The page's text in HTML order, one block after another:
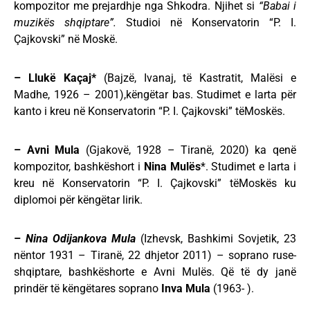
kompozitor me prejardhje nga Shkodra. Njihet si “Babai i
muzikës shqiptare”. Studioi në Konservatorin “P. I.
Çajkovski” në Moskë.
– Llukë Kaçaj* (Bajzë, Ivanaj, të Kastratit, Malësi e
Madhe, 1926 – 2001),këngëtar bas. Studimet e larta për
kanto i kreu në Konservatorin “P. I. Çajkovski” tëMoskës.
– Avni Mula (Gjakovë, 1928 – Tiranë, 2020) ka qenë
kompozitor, bashkëshort i Nina Mulës*. Studimet e larta i
kreu në Konservatorin “P. I. Çajkovski” tëMoskës ku
diplomoi për këngëtar lirik.
– Nina Odijankova Mula (Izhevsk, Bashkimi Sovjetik, 23
nëntor 1931 – Tiranë, 22 dhjetor 2011) – soprano ruse-
shqiptare, bashkëshorte e Avni Mulës. Që të dy janë
prindër të këngëtares soprano Inva Mula (1963- ).